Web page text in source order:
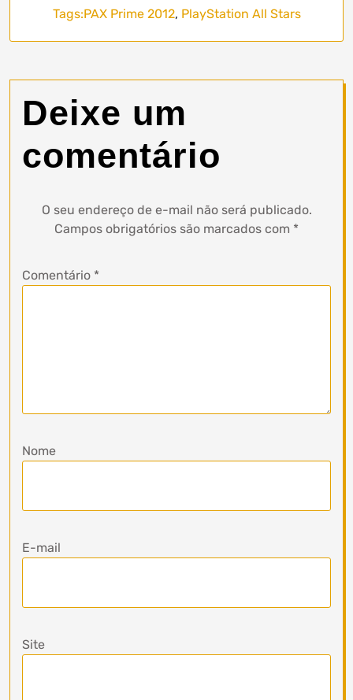
Tags:PAX Prime 2012, PlayStation All Stars
Deixe um
comentário
O seu endereço de e-mail não será publicado.
Campos obrigatórios são marcados com *
Comentário *
Nome
E-mail
Site